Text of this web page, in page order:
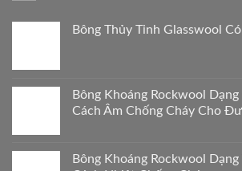
Bông Thủy Tinh Glasswool
Bông Khoáng Rockwool
Cách Âm Chống Cháy Cho
Bông Khoáng Rockwool Dạng